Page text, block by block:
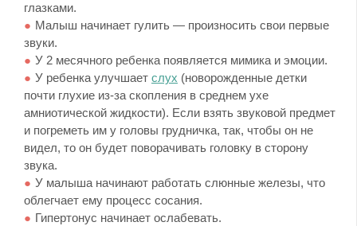
глазками.
Малыш начинает гулить — произносить свои первые
звуки.
У 2 месячного ребенка появляется мимика и эмоции.
У ребенка улучшает слух (новорожденные детки
почти глухие из-за скопления в среднем ухе
амниотической жидкости). Если взять звуковой предмет
и погреметь им у головы грудничка, так, чтобы он не
видел, то он будет поворачивать головку в сторону
звука.
У малыша начинают работать слюнные железы, что
облегчает ему процесс сосания.
Гипертонус начинает ослабевать.